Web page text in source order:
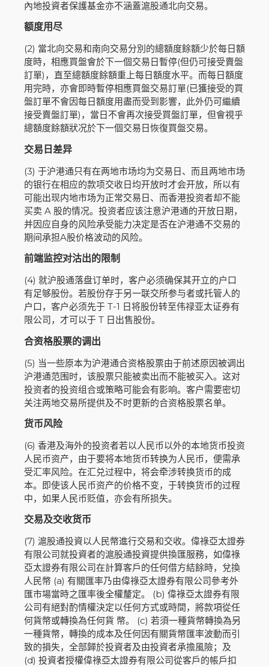
內地投資者保護基金亦不涵蓋滬股通北向交易。
额度用尽
(2) 當北向交易和南向交易分別的總額度餘額少於每日額
度時，相應買盤會於下一個交易日暫停(但仍可接受賣盤
訂單)，直至總額度餘額重上每日額度水平。而每日額度
用完時，亦會即時暫停相應買盤交易訂單(已獲接受的買
盤訂單不會因每日額度用盡而受到影響，此外仍可繼續
接受賣盤訂單)，當日不會再次接受買盤訂單，但會視乎
總額度餘額狀况於下一個交易日恢復買盤交易。
交易日差异
(3) 于沪港通只有在两地市场均为交易日、而且两地市场
的银行在相应的款项交收日均开放时才会开放，所以有
可能出现内地市场为正常交易日、而香港投资者却不能
买卖 A 股的情况。投资者应该注意沪港通的开放日期，
并因应自身的风险承受能力决定是否在沪港通不交易的
期间承担A股价格波动的风险。
前端监控对沽出的限制
(4) 就沪股通落盘订单时，客户必须确保其开立的户口
有足够股份。若股份存于另一联交所参与者或托管人的
户口，客户必须先于 T-1 日将股份转至伟禄亚太证券有
限公司，才可以于 T 日出售股份。
合资格股票的调出
(5) 当一些原本为沪港通合资格股票由于前述原因被调出
沪港通范围时，该股票只能被卖出而不能被买入。这对
投资者的投资组合或策略可能会有影响。客户需要密切
关注两地交易所提供及不时更新的合资格股票名单。
货币风险
(6) 香港及海外的投资者若以人民币以外的本地货币投资
人民币资产，由于要将本地货币转换为人民币，便需承
受汇率风险。在汇兑过程中，将会牵涉转换货币的成
本。即使该人民币资产的价格不变，于转换货币的过程
中，如果人民币贬值，亦会有所损失。
交易及交收货币
(7) 滬股通投資以人民幣進行交易和交收。偉祿亞太證券
有限公司就投資者的滬股通投資提供換匯服務，如偉祿
亞太證券有限公司在計算客戶的任何借方結餘時，兌換
人民幣 (a) 有關匯率乃由偉祿亞太證券有限公司參考外
匯市場當時之匯率後全權釐定。 (b) 偉祿亞太證券有限
公司有絕對酌情權決定以任何方式或時間，將款項從任
何貨幣或轉換為任何貨 幣。 (c) 若須一種貨幣轉換為另
一種貨幣，轉換的成本及任何因有關貨幣匯率波動而引
致的損失，全部歸於投資者及由投資者承擔風險；及
(d) 投資者授權偉祿亞太證券有限公司從客戶的帳戶扣